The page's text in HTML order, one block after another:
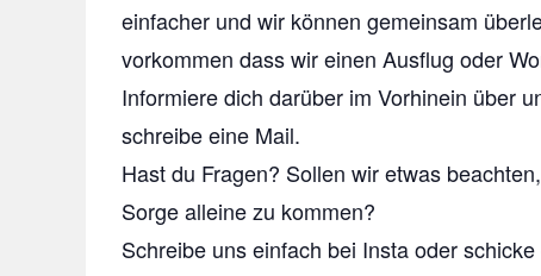
einfacher und wir können gemeinsam
vorkommen dass wir einen Ausflug oder
Informiere dich darüber im Vorhinein über
schreibe eine Mail.
Hast du Fragen? Sollen wir etwas
Sorge alleine zu kommen?
Schreibe uns einfach bei Insta oder